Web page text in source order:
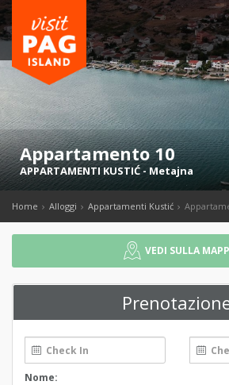
Appartamento 10
APPARTAMENTI KUSTIĆ - Metajna
Home Alloggi Appartamenti Kustić
VEDI SULLA
Nome: